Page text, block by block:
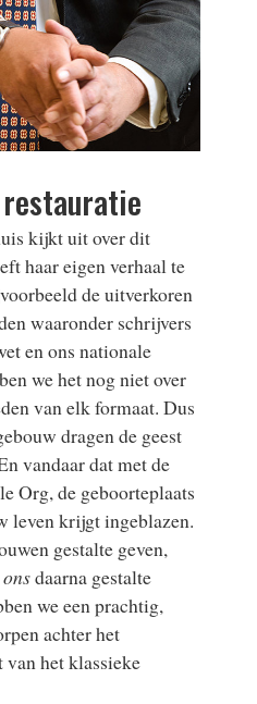
kijkt uit over dit
haar eigen verhaal te
de uitverkoren
waaronder schrijvers
en ons nationale
we het nog niet over
van elk formaat. Dus
dragen de geest
vandaar dat met de
Org, de geboorteplaats
leven krijgt ingeblazen.
gestalte geven,
onsdaarna gestalte
we een prachtig,
achter het
het klassieke